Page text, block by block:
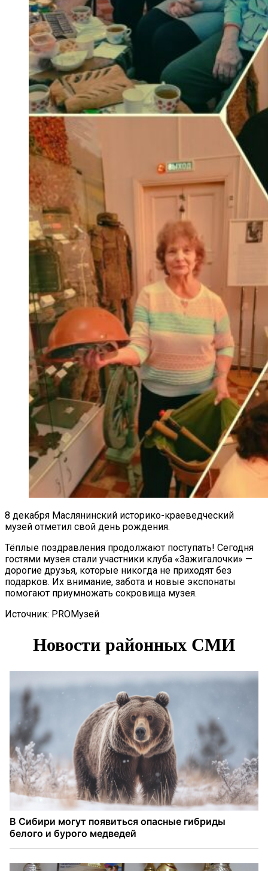
8 декабря Маслянинский историко-краеведческий
музей отметил свой день рождения.
Тёплые поздравления продолжают поступать! Сегодня
гостями музея стали участники клуба «Зажигалочки» —
дорогие друзья, которые никогда не приходят без
подарков. Их внимание, забота и новые экспонаты
помогают приумножать сокровища музея.
Источник: PROМузей